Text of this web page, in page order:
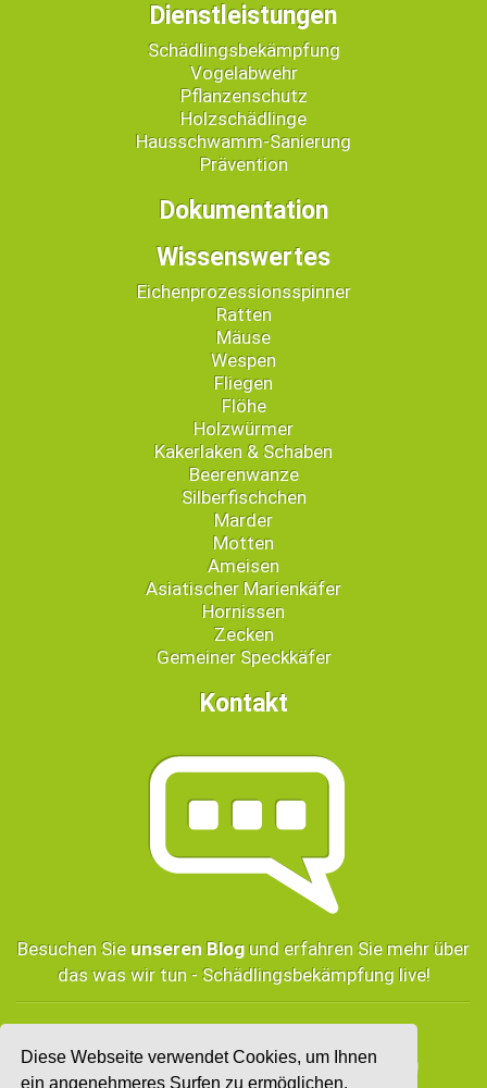
Diese Webseite verwendet Cookies, um Ihnen
ein angenehmeres Surfen zu ermöglichen.
Dienstleistungen
Schädlingsbekämpfung
Vogelabwehr
Pflanzenschutz
Holzschädlinge
Hausschwamm-Sanierung
Prävention
Dokumentation
Wissenswertes
Eichenprozessionsspinner
Ratten
Mäuse
Wespen
Fliegen
Flöhe
Holzwürmer
Kakerlaken & Schaben
Beerenwanze
Silberfischchen
Marder
Motten
Ameisen
Asiatischer Marienkäfer
Hornissen
Zecken
Gemeiner Speckkäfer
Kontakt
Besuchen Sie unseren Blog und erfahren Sie mehr über
das was wir tun - Schädlingsbekämpfung live!